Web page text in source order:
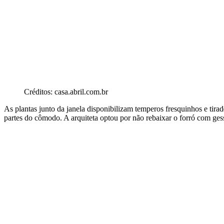
Créditos: casa.abril.com.br
As plantas junto da janela disponibilizam temperos fresquinhos e
partes do cômodo. A arquiteta optou por não rebaixar o forró com